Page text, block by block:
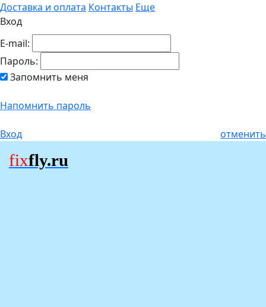
Доставка и оплата Контакты Еще
Вход
E-mail:
Пароль:
Запомнить меня
Напомнить пароль
Вход отменить
fixfly.ru